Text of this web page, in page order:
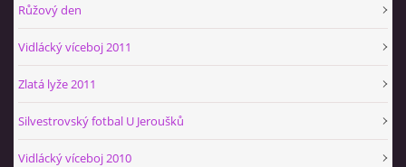
Růžový den
Vidlácký víceboj 2011
Zlatá lyže 2011
Silvestrovský fotbal U Jeroušků
Vidlácký víceboj 2010